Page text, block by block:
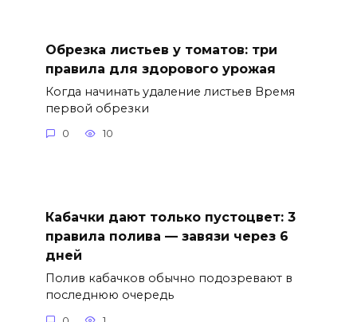
Обрезка листьев у томатов: три
правила для здорового урожая
Когда начинать удаление листьев Время
первой обрезки
0 10
Кабачки дают только пустоцвет: 3
правила полива — завязи через 6
дней
Полив кабачков обычно подозревают в
последнюю очередь